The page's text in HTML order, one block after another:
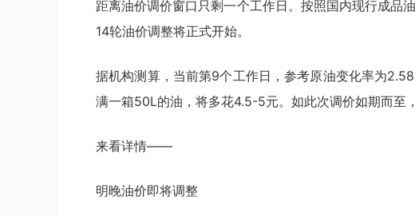
距离油价调价窗口只剩一个工作日。按照国内现行成品
14轮油价调整将正式开始。
据机构测算，当前第9个工作日，参考原油变化率为
满一箱50L的油，将多花4.5-5元。如此次调价如期而至
来看详情——
明晚油价即将调整